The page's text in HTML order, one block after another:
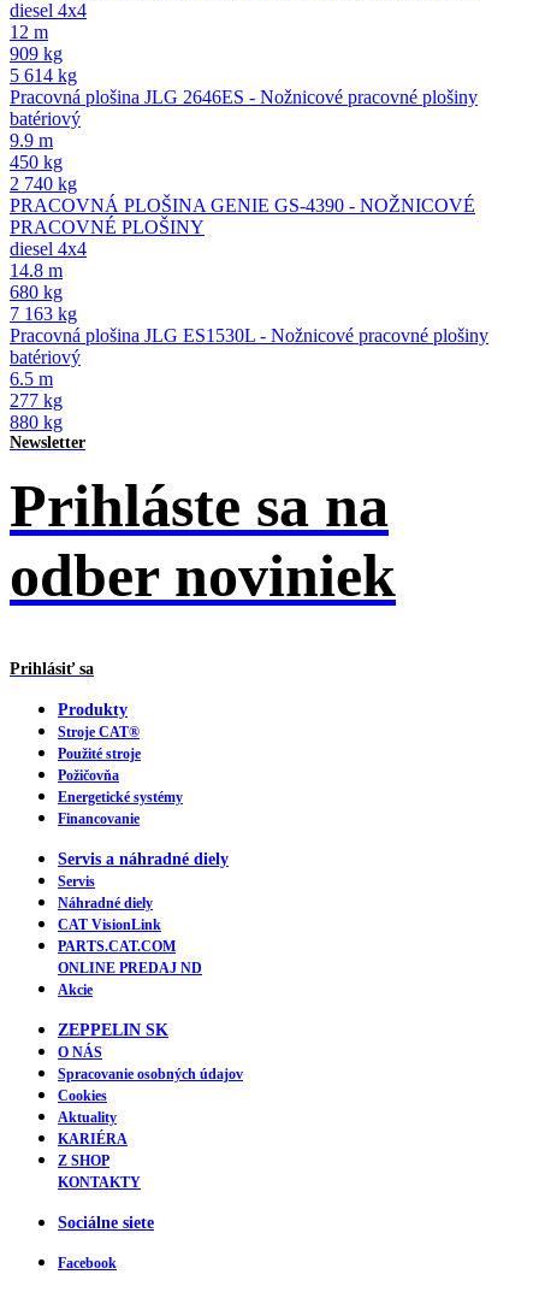
diesel 4x4
12 m
909 kg
5 614 kg
Pracovná plošina JLG 2646ES - Nožnicové pracovné plošiny
batériový
9.9 m
450 kg
2 740 kg
PRACOVNÁ PLOŠINA GENIE GS-4390 - NOŽNICOVÉ
PRACOVNÉ PLOŠINY
diesel 4x4
14.8 m
680 kg
7 163 kg
Pracovná plošina JLG ES1530L - Nožnicové pracovné plošiny
batériový
6.5 m
277 kg
880 kg
Newsletter
Prihláste sa na
odber noviniek
Prihlásiť sa
Produkty
Stroje CAT®
Použité stroje
Požičovňa
Energetické systémy
Financovanie
Servis a náhradné diely
Servis
Náhradné diely
CAT VisionLink
PARTS.CAT.COM
ONLINE PREDAJ ND
Akcie
ZEPPELIN SK
O NÁS
Spracovanie osobných údajov
Cookies
Aktuality
KARIÉRA
Z SHOP
KONTAKTY
Sociálne siete
Facebook